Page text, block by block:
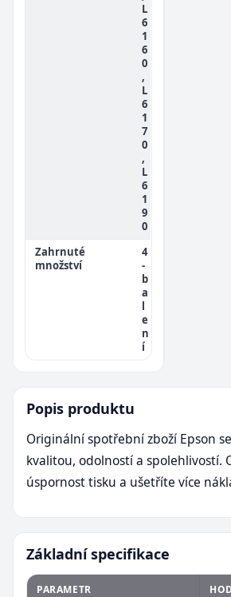
L
6
1
6
0
,
L
6
1
7
0
,
L
6
1
9
0
Zahrnuté
množství
4
-
b
a
l
e
n
í
Popis produktu
Originální spotřební zboží Epson
kvalitou, odolností a spolehlivostí.
úspornost tisku a ušetříte více
Základní specifikace
PARAMETR